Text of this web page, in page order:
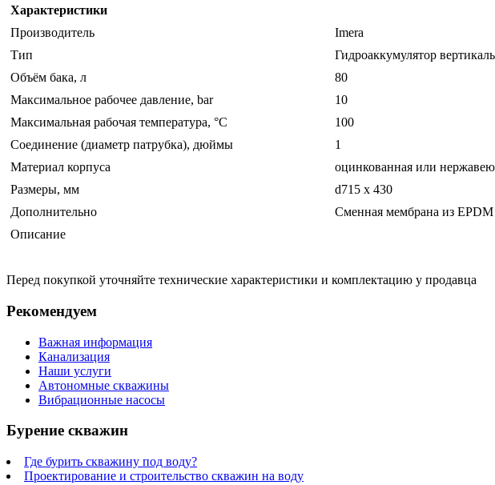
Характеристики
Производитель
Imera
Тип
Гидроаккумулятор
Объём бака, л
80
Максимальное рабочее давление, bar
10
Максимальная рабочая температура, °C
100
Соединение (диаметр патрубка), дюймы
1
Материал корпуса
оцинкованная или
Размеры, мм
d715 х 430
Дополнительно
Сменная мембрана из
Описание
Перед покупкой уточняйте технические характеристики и комплектацию у продавца
Рекомендуем
Важная информация
Канализация
Наши услуги
Автономные скважины
Вибрационные насосы
Бурение скважин
Где бурить скважину под воду?
Проектирование и строительство скважин на воду